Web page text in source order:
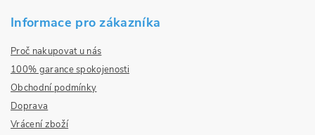
Informace pro zákazníka
Proč nakupovat u nás
100% garance spokojenosti
Obchodní podmínky
Doprava
Vrácení zboží